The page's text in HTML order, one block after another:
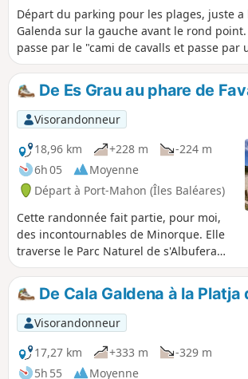
Départ du parking pour les plages, juste a
Galenda sur la gauche avant le rond
passe par le "cami de cavalls et passe par
ainsi que des plages et des restaurants.
De Es Grau au phare de
Visorandonneur
18,96 km
+228 m
-224 m
6h 05
Moyenne
Départ à Port-Mahon (Îles Baléares)
Cette randonnée fait partie, pour moi,
des incontournables de Minorque. Elle
traverse le Parc Naturel de s'Albufera
des Grau avant de rejoindre le Cami de
Cavalls (GR®223). Ensuite, le bord de
mer et les cala empruntées pour
rejoindre le Phare de Favaritx sont
magnifiques. C'est une randonnée en
aller et retour, il n'est pas nécessaire
d'aller jusqu'au phare, en cas de
De Cala Galdena à la Platja
Visorandonneur
17,27 km
+333 m
-329 m
5h 55
Moyenne